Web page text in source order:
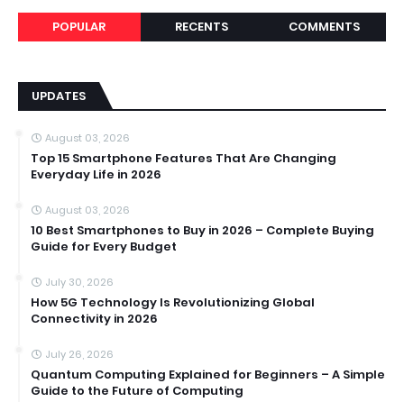
POPULAR RECENTS COMMENTS
UPDATES
August 03, 2026
Top 15 Smartphone Features That Are Changing
Everyday Life in 2026
August 03, 2026
10 Best Smartphones to Buy in 2026 – Complete Buying
Guide for Every Budget
July 30, 2026
How 5G Technology Is Revolutionizing Global
Connectivity in 2026
July 26, 2026
Quantum Computing Explained for Beginners – A Simple
Guide to the Future of Computing